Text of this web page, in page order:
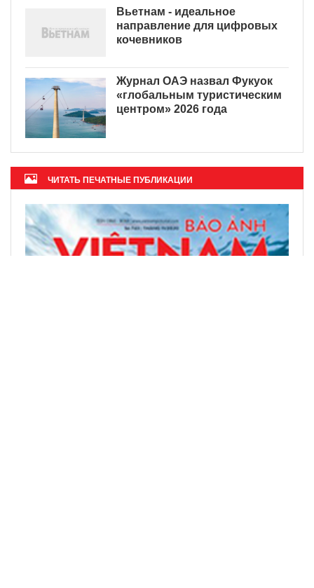
Вьетнам - идеальное
направление для цифровых
кочевников
Журнал ОАЭ назвал Фукуок
«глобальным туристическим
центром» 2026 года
ЧИТАТЬ ПЕЧАТНЫЕ ПУБЛИКАЦИИ